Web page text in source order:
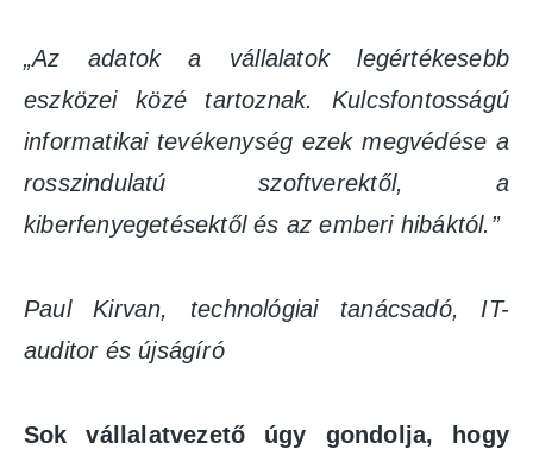
„Az adatok a vállalatok legértékesebb
eszközei közé tartoznak. Kulcsfontosságú
informatikai tevékenység ezek megvédése a
rosszindulatú szoftverektől, a
kiberfenyegetésektől és az emberi hibáktól.”
Paul Kirvan, technológiai tanácsadó, IT-
auditor és újságíró
Sok vállalatvezető úgy gondolja, hogy